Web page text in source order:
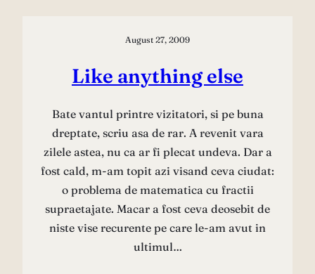
August 27, 2009
Like anything else
Bate vantul printre vizitatori, si pe buna
dreptate, scriu asa de rar. A revenit vara
zilele astea, nu ca ar fi plecat undeva. Dar a
fost cald, m-am topit azi visand ceva ciudat:
o problema de matematica cu fractii
supraetajate. Macar a fost ceva deosebit de
niste vise recurente pe care le-am avut in
ultimul…